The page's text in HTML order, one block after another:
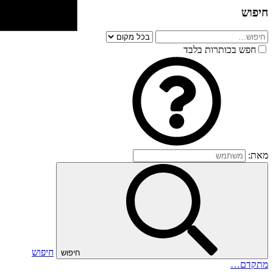
חיפוש
חפש בכותרות בלבד
מאת:
חיפוש
חיפוש
מתקדם…